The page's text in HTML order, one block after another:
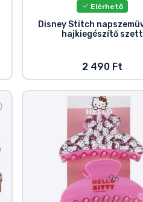
Elérhető
Disney Stitch
hajkiegészítő szett
2 490 Ft